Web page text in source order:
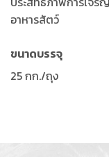
อาหารสัตว์
ขนาดบรรจุ
25 กก./ถุง